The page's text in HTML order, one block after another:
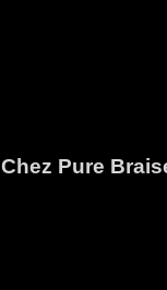
Chez Pure